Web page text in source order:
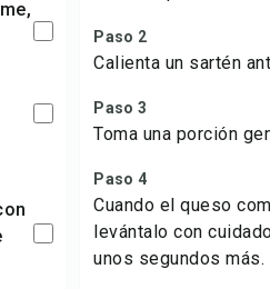
Paso 2
Calienta un sartén
Paso 3
Toma una porción
Paso 4
Cuando el queso
levántalo con
unos segundos más.